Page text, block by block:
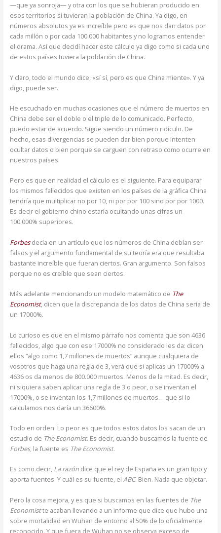
—que ya sonroja— y otra con los que se hubieran producido en
esos territorios si tuvieran la población de China. Ya digo, en
números absolutos ya es increíble pero es que nos dan datos por
cada millón o por cada 100.000 habitantes y no logramos entender
el drama. Así que decidí hacer este cálculo ya digo como si cada uno
de estos países tuviera la población de China.
Y claro, todo el mundo dice, «sí sí, pero es que China miente». Y ya
digo, puede ser.
He escuchado en muchas ocasiones que el número de muertos en
China debe ser el doble o el triple de lo comunicado. Perfecto,
puedo estar de acuerdo. Sigue siendo un número ridículo. De
hecho, esas divergencias se pueden dar bien porque intenten
ocultar datos o bien porque se carguen con retraso como ocurre en
nuestros países.
Pero es que en realidad el cálculo es el siguiente. Para equiparar
los mismos fallecidos que existen en los países de la gráfica China
tendría que multiplicar no por 10, ni por por 100 sino por por 1000.
Es decir el gobierno chino estaría ocultando unas cifras un
100.000% superiores.
Forbes decía en un artículo que los números de China debían ser
falsos y el argumento fundamental de su teoría era que resultaba
bastante increíble que fueran ciertos. Gran argumento. Son falsos
porque no es creíble que sean ciertos.
Más adelante mencionando un modelo matemático de The
Economist, dicen que la discrepancia de los datos de China sería de
un 17000%.
Lo curioso es que en el mismo párrafo nos comenta que son 4636
fallecidos, algo que con ese 17000% no considerado les da: dicen
ellos “algo como 1,7 millones de muertos” aunque cualquiera de
vosotros que haga una regla de 3, verá que si aplicas un 17000% a
4636 os da menos de 800.000 muertos. Menos de la mitad. Es decir,
ni siquiera saben aplicar una regla de 3 o peor, o se inventan el
17000%, o se inventan los 1,7 millones de muertos… que si lo
calculamos nos daría un 36600%.
Todo en orden. Lo peor es que todos estos datos los sacan de un
estudio de The Economist. Es decir, cuando buscamos la fuente de
Forbes, la fuente es The Economist.
Es como decir, La razóndice que el rey de España es un gran tipo y
aporta fuentes. Y cuál es su fuente, el ABC. Bien. Nada que objetar.
Pero la cosa mejora, y es que si buscamos en las fuentes de The
Economistte acaban llevando a un informe que dice que hubo una
sobre mortalidad en Wuhan de entorno al 50% de lo oficialmente
reconocido. Y que fuera de Wuhan no se observa exceso de